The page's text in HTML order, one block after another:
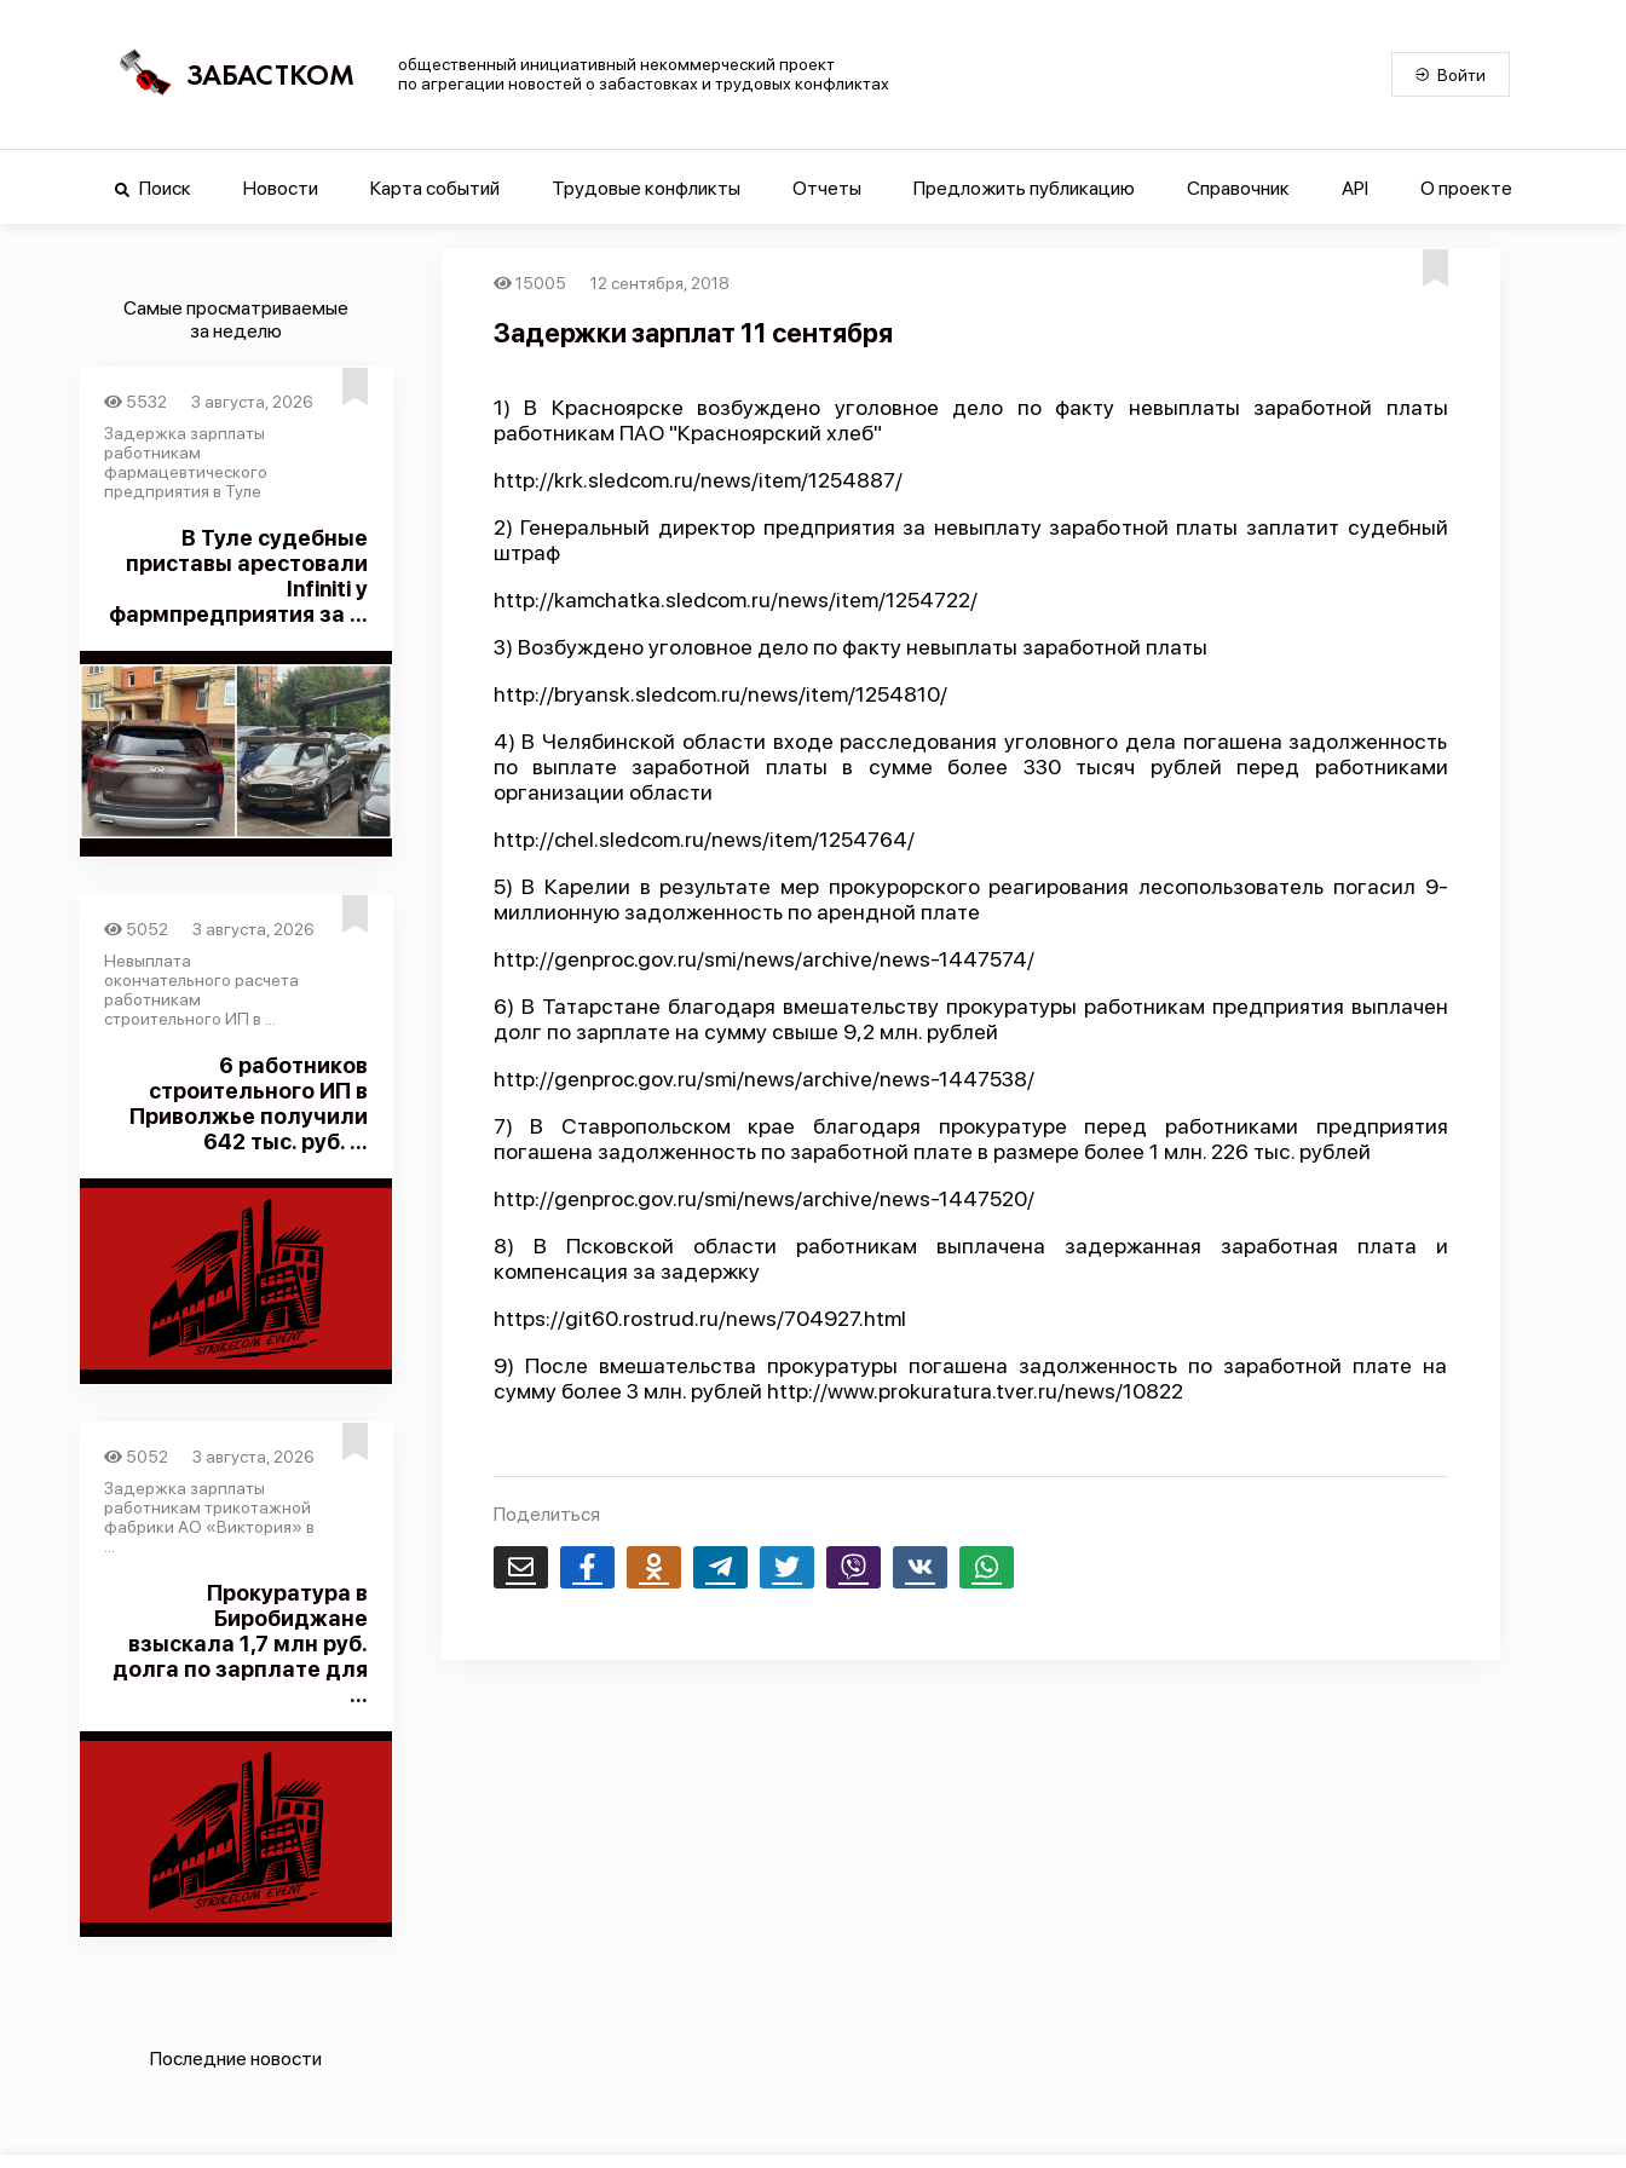
ЗАБАСТКОМ
общественный инициативный некоммерческий проект
по агрегации новостей о забастовках и трудовых конфликтах
Войти
Поиск Новости Карта событий Трудовые конфликты Отчеты Предложить публикацию Справочник API О проекте
Самые просматриваемые
за неделю
5532
3 августа, 2026
Задержка зарплаты
работникам
фармацевтического
предприятия в Туле
В Туле судебные
приставы арестовали
Infiniti у
фармпредприятия за ...
5052
3 августа, 2026
Невыплата
окончательного расчета
работникам
строительного ИП в ...
6 работников
строительного ИП в
Приволжье получили
642 тыс. руб. ...
5052
3 августа, 2026
Задержка зарплаты
работникам трикотажной
фабрики АО «Виктория» в
Прокуратура в
Биробиджане
взыскала 1,7 млн руб.
долга по зарплате для
...
Последние новости
15005 12 сентября, 2018
Задержки зарплат 11 сентября
1) В Красноярске возбуждено уголовное дело по факту невыплаты заработной платы
работникам ПАО "Красноярский хлеб"
http://krk.sledcom.ru/news/item/1254887/
2) Генеральный директор предприятия за невыплату заработной платы заплатит судебный
штраф
http://kamchatka.sledcom.ru/news/item/1254722/
3) Возбуждено уголовное дело по факту невыплаты заработной платы
http://bryansk.sledcom.ru/news/item/1254810/
4) В Челябинской области входе расследования уголовного дела погашена задолженность
по выплате заработной платы в сумме более 330 тысяч рублей перед работниками
организации области
http://chel.sledcom.ru/news/item/1254764/
5) В Карелии в результате мер прокурорского реагирования лесопользователь погасил 9-
миллионную задолженность по арендной плате
http://genproc.gov.ru/smi/news/archive/news-1447574/
6) В Татарстане благодаря вмешательству прокуратуры работникам предприятия выплачен
долг по зарплате на сумму свыше 9,2 млн. рублей
http://genproc.gov.ru/smi/news/archive/news-1447538/
7) В Ставропольском крае благодаря прокуратуре перед работниками предприятия
погашена задолженность по заработной плате в размере более 1 млн. 226 тыс. рублей
http://genproc.gov.ru/smi/news/archive/news-1447520/
8) В Псковской области работникам выплачена задержанная заработная плата и
компенсация за задержку
https://git60.rostrud.ru/news/704927.html
9) После вмешательства прокуратуры погашена задолженность по заработной плате на
сумму более 3 млн. рублей http://www.prokuratura.tver.ru/news/10822
Поделиться
Email FacebookOdnoklassnikiTelegram Twitter Viber Whatsapp